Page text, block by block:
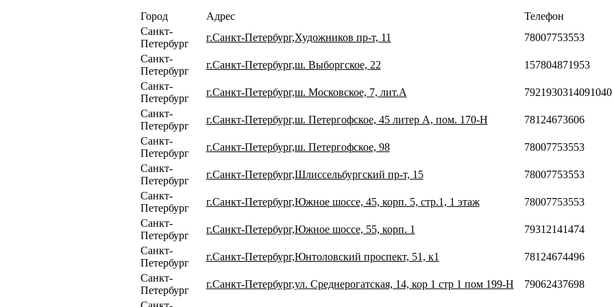
Город Адрес
Телефон
Санкт-
Петербург
г.Санкт-Петербург,Художников пр-т, 11
78007753553
Санкт-
Петербург
г.Санкт-Петербург,ш. Выборгское, 22
157804871953
Санкт-
Петербург
г.Санкт-Петербург,ш. Московское, 7, лит.А
7921930314091040
Санкт-
Петербург
г.Санкт-Петербург,ш. Петергофское, 45 литер А, пом. 170-Н
78124673606
Санкт-
Петербург
г.Санкт-Петербург,ш. Петергофское, 98
78007753553
Санкт-
Петербург
г.Санкт-Петербург,Шлиссельбургский пр-т, 15
78007753553
Санкт-
Петербург
г.Санкт-Петербург,Южное шоссе, 45, корп. 5, стр.1, 1 этаж
78007753553
Санкт-
Петербург
г.Санкт-Петербург,Южное шоссе, 55, корп. 1
79312141474
Санкт-
Петербург
г.Санкт-Петербург,Юнтоловский проспект, 51, к1
78124674496
Санкт-
Петербург
г.Санкт-Петербург,ул. Среднерогатская, 14, кор 1 стр 1 пом 199-Н
79062437698